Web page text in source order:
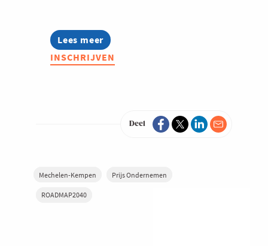
Lees meer
about
Prijs
Ondernemen
INSCHRIJVEN
Deel
Mechelen-Kempen Prijs Ondernemen
ROADMAP2040